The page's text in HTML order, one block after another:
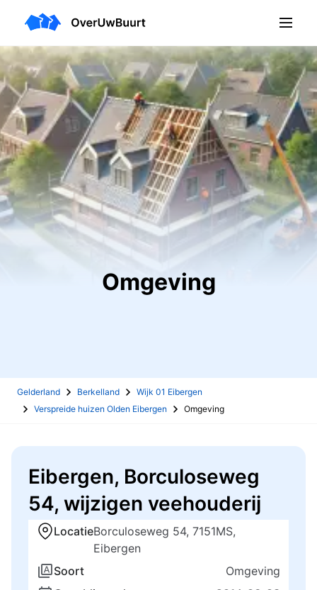
Omgeving
Gelderland Berkelland
Wijk 01 Eibergen
Verspreide huizen Olden Eibergen
Omgeving
Eibergen, Borculoseweg
54, wijzigen veehouderij
LocatieBorculoseweg 54, 7151MS,
Eibergen
Soort
Omgeving